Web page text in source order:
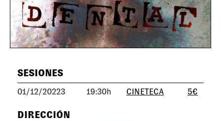
SESIONES
01/12/20223 19:30h CINETECA 5€
DIRECCIÓN